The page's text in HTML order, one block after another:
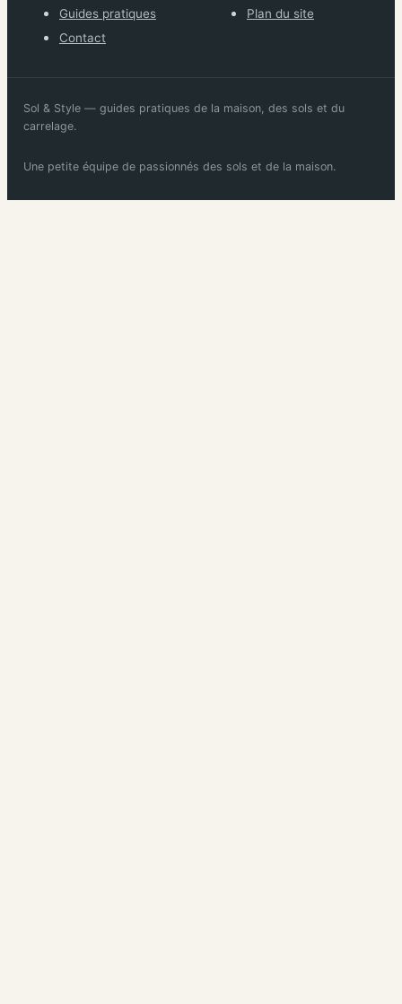
Guides pratiques
Contact
Plan du site
Sol & Style — guides pratiques de la maison, des sols et du
carrelage.
Une petite équipe de passionnés des sols et de la maison.